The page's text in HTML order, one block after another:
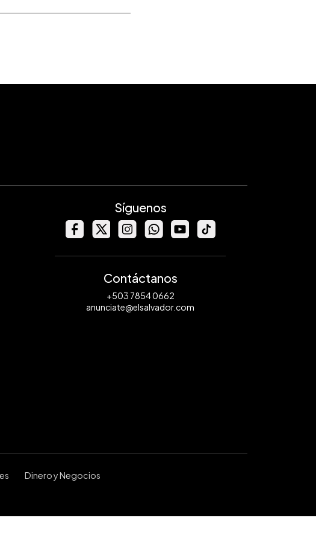
Síguenos
Contáctanos
+503 7854 0662
anunciate@elsalvador.com
Dinero y Negocios